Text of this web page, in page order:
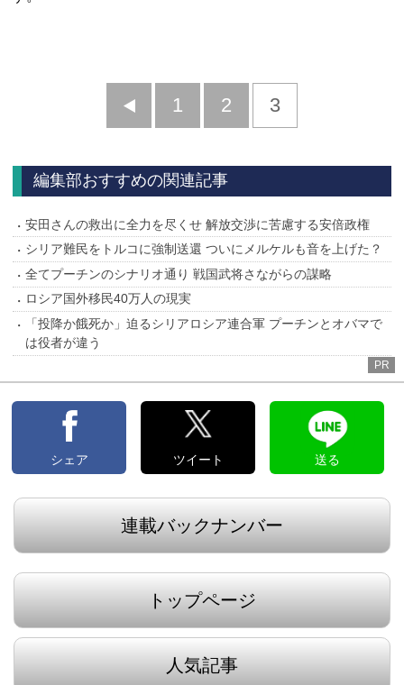
前
1 2 3
編集部おすすめの関連記事
安田さんの救出に全力を尽くせ 解放交渉に苦慮する安倍政権
シリア難民をトルコに強制送還 ついにメルケルも音を上げた？
全てプーチンのシナリオ通り 戦国武将さながらの謀略
ロシア国外移民40万人の現実
「投降か餓死か」迫るシリアロシア連合軍 プーチンとオバマで
は役者が違う
PR
シェア ツイート 送る
連載バックナンバー
トップページ
人気記事